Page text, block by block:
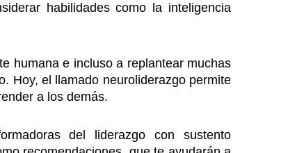
habilidades como la inteligencia
humana e incluso a replantear muchas
Hoy, el llamado neuroliderazgo permite
a los demás.
del liderazgo con sustento